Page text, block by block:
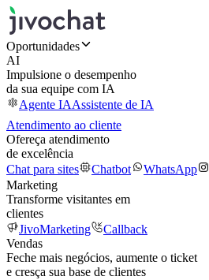
Oportunidades
AI
Impulsione o desempenho
da sua equipe com IA
Agente IAAssistente de IA
Atendimento ao cliente
Ofereça atendimento
de excelência
Chat para sites
Chatbot WhatsApp
Marketing
Transforme visitantes em
clientes
JivoMarketing
Callback
Vendas
Feche mais negócios, aumente o ticket
e cresça sua base de clientes